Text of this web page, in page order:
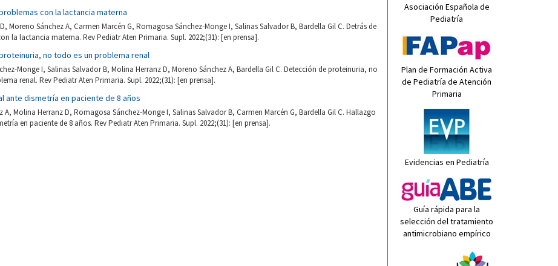
con la lactancia materna
Moreno Sánchez A, Carmen Marcén G, Romagosa Sánchez-Monge I, Salinas Salvador B, Bardella Gil C. Detrás de
la lactancia materna. Rev Pediatr Aten Primaria. Supl. 2022;(31): [en prensa].
no todo es un problema renal
Monge I, Salinas Salvador B, Molina Herranz D, Moreno Sánchez A, Bardella Gil C. Detección de proteinuria, no
renal. Rev Pediatr Aten Primaria. Supl. 2022;(31): [en prensa].
ante dismetría en paciente de 8 años
A, Molina Herranz D, Romagosa Sánchez-Monge I, Salinas Salvador B, Carmen Marcén G, Bardella Gil C. Hallazgo
en paciente de 8 años. Rev Pediatr Aten Primaria. Supl. 2022;(31): [en prensa].
Asociación Española de
Pediatría
Plan de Formación Activa
de Pediatría de Atención
Primaria
Evidencias en Pediatría
Guía rápida para la
selección del tratamiento
antimicrobiano empírico